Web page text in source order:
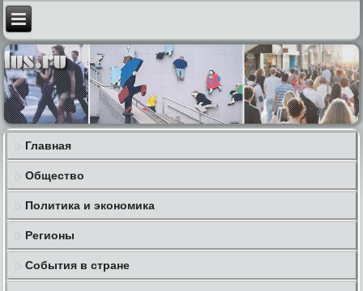
Главная
Общество
Политика и экономика
Регионы
События в стране